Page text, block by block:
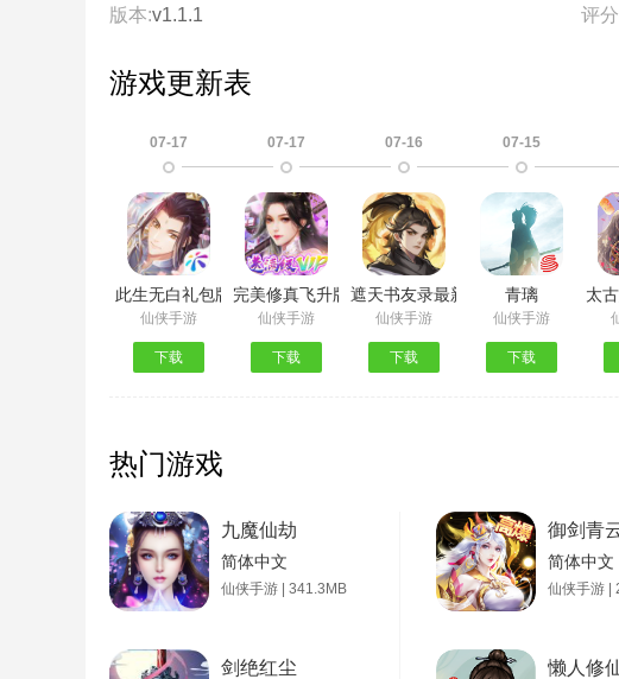
版本:v1.1.1 评
游戏更新表
07-17
此生无白礼包版
仙侠手游
下载
07-17
完美修真飞升版
仙侠手游
下载
07-16
遮天书友录最新版
仙侠手游
下载
07-15
青璃
仙侠手游
下载
太
热门游戏
九魔仙劫
简体中文
仙侠手游 | 341.3MB
御剑青
简体中文
仙侠手游 |
剑绝红尘 懒人修